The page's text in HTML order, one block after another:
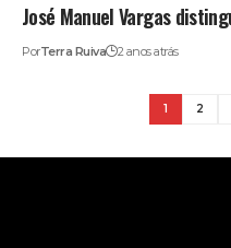
José Manuel Vargas
PorTerra Ruiva 2 anos atrás
1 2